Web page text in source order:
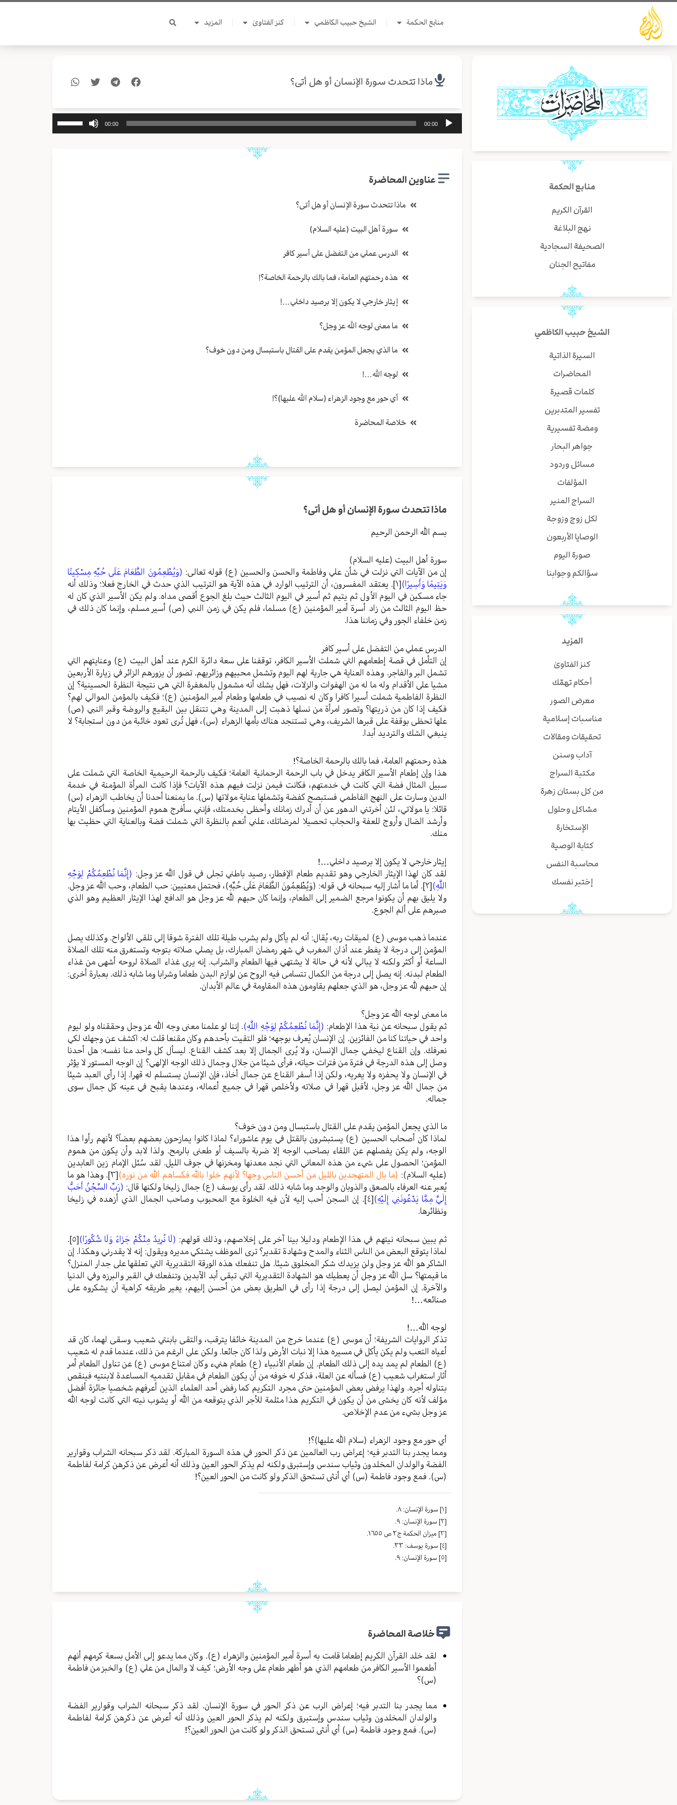
تخطي
المحتوى
منابع الحكمة الشيخ حبيب الكاظمي كنز الفتاوىٰ المزيد
منابع الحكمة
القرآن الكريم
نهج البلاغة
الصحيفة السجادية
مفاتيح الجنان
الشيخ حبيب الكاظمي
السيرة الذاتية
المحاضرات
كلمات قصيرة
تفسير المتدبرين
ومضة تفسيرية
جواهر البحار
مسائل وردود
المؤلفات
السراج المنير
لكل زوج وزوجة
الوصايا الأربعون
صورة اليوم
سؤالكم وجوابنا
المزيد
كنز الفتاوىٰ
أحكام تهمّك
معرض الصور
مناسبات إسلامية
تحقيقات ومقالات
آداب وسنن
مكتبة السراج
من كل بستان زهرة
مشاكل وحلول
الإستخارة
كتابة الوصية
محاسبة النفس
إختبر نفسك
ماذا تتحدث سورة الإنسان أو هل أتى؟
مشغل
00:00
00:00
عناوين المحاضرة
ماذا تتحدث سورة الإنسان أو هل أتى؟
سورة أهل البيت (عليه السلام)
الدرس عملي من التفضل على أسير كافر
هذه رحمتهم العامة، فما بالك بالرحمة الخاصة؟!
إيثار خارجي لا يكون إلا برصيد داخلي…!
ما معنى لوجه الله عز وجل؟
ما الذي يجعل المؤمن يقدم على القتال باستبسال ومن دون خوف؟
لوجه الله…!
أي حور مع وجود الزهراء (سلام الله عليها)؟!
خلاصة المحاضرة
ماذا تتحدث سورة الإنسان أو هل أتى؟
بسم الله الرحمن الرحيم
سورة أهل البيت (عليه السلام)
إن من الآيات التي نزلت في شأن علي وفاطمة والحسن والحسين (ع) قوله تعالى: (وَيُطْعِمُونَ الطَّعَامَ عَلَى حُبِّهِ مِسْكِينًا
وَيَتِيمًا وَأَسِيرًا)[١] . يعتقد المفسرون، أن الترتيب الوارد في هذه الآية هو الترتيب الذي حدث في الخارج فعلا؛ وذلك أنه
جاء مسكين في اليوم الأول ثم يتيم ثم أسير في اليوم الثالث حيث بلغ الجوع أقصى مداه. ولم يكن الأسير الذي كان له
حظ اليوم الثالث من زاد أسرة أمير المؤمنين (ع) مسلما، فلم يكن في زمن النبي (ص) أسير مسلم، وإنما كان ذلك في
زمن خلفاء الجور وفي زماننا هذا.
الدرس عملي من التفضل على أسير كافر
إن التأمل في قصة إطعامهم التي شملت الأسير الكافر، توقفنا على سعة دائرة الكرم عند أهل البيت (ع) وعنايتهم التي
تشمل البر والفاجر. وهذه العناية هي جارية لهم اليوم وتشمل محبيهم وزائريهم. تصور أن يزورهم الزائر في زيارة الأربعين
مشيا على الأقدام وله ما له من الهفوات والزلات، فهل يشك أنه مشمول بالمغفرة التي هي نتيجة النظرة الحسينية؟ إن
النظرة الفاطمية شملت أسيرا كافرا وكان له نصيب في طعامها وطعام أمير المؤمنين (ع)؛ فكيف بالمؤمن الموالي لهم؟
فكيف إذا كان من ذريتها؟ وتصور امرأة من نسلها ذهبت إلى المدينة وهي تتنقل بين البقيع والروضة وقبر النبي (ص)
علها تحظى بوقفة على قبرها الشريف، وهي تستنجد هناك بأمها الزهراء (س)، فهل تُرى تعود خائبة من دون استجابة؟ لا
ينبغي الشك والترديد أبدا.
هذه رحمتهم العامة، فما بالك بالرحمة الخاصة؟!
هذا وإن إطعام الأسير الكافر يدخل في باب الرحمة الرحمانية العامة؛ فكيف بالرحمة الرحيمية الخاصة التي شملت على
سبيل المثال فضة التي كانت في خدمتهم، فكانت فيمن نزلت فيهم هذه الآيات؟ فإذا كانت المرأة المؤمنة في خدمة
الدين وسارت على النهج الفاطمي فستبصح كفضة وتشملها عناية مولاتها (س). ما يمنعنا أحدنا أن يخاطب الزهراء (س)
قائلا: يا مولاتي، لئن أخرتني الدهور عن أن أدرك زمانك وأحظى بخدمتك، فإنني سأفرج هموم المؤمنين وسأكفل الأيتام
وأرشد الضال وأروج للعفة والحجاب تحصيلا لمرضاتك، علني أنعم بالنظرة التي شملت فضة وبالعناية التي حظيت بها
منك.
إيثار خارجي لا يكون إلا برصيد داخلي…!
لقد كان لهذا الإيثار الخارجي وهو تقديم طعام الإفطار، رصيد باطني تجلى في قول الله عز وجل: (إِنَّمَا نُطْعِمُكُمْ لِوَجْهِ
اللَّهِ)[٢]
. أما ما أشار إليه سبحانه في قوله: (وَيُطْعِمُونَ الطَّعَامَ عَلَى حُبِّهِ)، فحتمل معنيين: حب الطعام، وحب الله عز وجل.
ولا يليق بهم أن يكونوا مرجع الضمير إلى الطعام، وإنما كان حبهم لله عز وجل هو الدافع لهذا الإيثار العظيم وهو الذي
صبرهم على ألم الجوع.
عندما ذهب موسى (ع) لميقات ربه، يُقال: أنه لم يأكل ولم يشرب طيلة تلك الفترة شوقا إلى تلقي الألواح. وكذلك يصل
المؤمن إلى درجة لا يفطر عند أذان المغرب في شهر رمضان المبارك، بل يصلي صلاته بتوجه وتستغرق منه تلك الصلاة
الساعة أو أكثر ولكنه لا يبالي لأنه في حالة لا يشتهي فيها الطعام والشراب. إنه يرى غذاء الصلاة لروحه أشهى من غذاء
الطعام لبدنه. إنه يصل إلى درجة من الكمال تتسامى فيه الروح عن لوازم البدن طعاما وشرابا وما شابه ذلك. بعبارة أخرى:
إن حبهم لله عز وجل، هو الذي جعلهم يقاومون هذه المقاومة في عالم الأبدان.
ما معنى لوجه الله عز وجل؟
ثم يقول سبحانه عن نية هذا الإطعام: (إِنَّمَا نُطْعِمُكُمْ لِوَجْهِ اللَّهِ). إننا لو علمنا معنى وجه الله عز وجل وحققناه ولو ليوم
واحد في حياتنا كنا من الفائزين. إن الإنسان يُعرف بوجهه؛ فلو التقيت بأحدهم وكان مقنعا قلت له: اكشف عن وجهك لكي
نعرفك. وإن القناع ليخفي جمال الإنسان، ولا يُرى الجمال إلا بعد كشف القناع. ليسأل كل واحد منا نفسه: هل أحدنا
وصل إلى هذه الدرجة في فترة من فترات حياته، فرأى شيئا من جلال وجمال ذلك الوجه الإلهي؟ إن الوجه المستور لا يؤثر
في الإنسان ولا يحفزه ولا يغريه، ولكن إذا أسفر القناع عن جمال أخاذ، فإن الإنسان يستسلم له قهرا. إذا رأى العبد شيئا
من جمال الله عز وجل، لأقبل قهرا في صلاته ولأخلص قهرا في جميع أعماله، وعندها يقبح في عينه كل جمال سوى
جماله.
ما الذي يجعل المؤمن يقدم على القتال باستبسال ومن دون خوف؟
لماذا كان أصحاب الحسين (ع) يستبشرون بالقتل في يوم عاشوراء؟ لماذا كانوا يمازحون بعضهم بعضاً؟ لأنهم رأوا هذا
الوجه، ولم يكن يفصلهم عن اللقاء بصاحب الوجه إلا ضربة بالسيف أو طعنى بالرمح. ولذا لابد وأن يكون من هموم
المؤمن؛ الحصول على شيء من هذه المعاني التي نجد معدنها ومخزنها في جوف الليل. لقد سُئل الإمام زين العابدين
(عليه السلام): (ما بال المتهجدين بالليل من أحسن الناس وجها؟ لأنهم خلوا بالله فكساهم الله من نوره)[٣]
. وهذا هو ما
يُعبر عنه العرفاء بالصعق والذوبان والوجد وما شابه ذلك. لقد رأى يوسف (ع) جمال زليخا ولكنها قال: (رَبِّ السِّجْنُ أَحَبُّ
إِلَيَّ مِمَّا يَدْعُونَنِي إِلَيْهِ)[٤]
. إن السجن أحب إليه لأن فيه الخلوة مع المحبوب وصاحب الجمال الذي أزهده في زليخا
ونظائرها.
ثم يبين سبحانه نيتهم في هذا الإطعام ودليلا بينا آخر على إخلاصهم، وذلك قولهم: (لَا نُرِيدُ مِنْكُمْ جَزَاءً وَلَا شُكُورًا)[٥]
.
لماذا يتوقع البعض من الناس الثناء والمدح وشهادة تقدير؟ ترى الموظف يشتكي مديره ويقول: إنه لا يقدرني وهكذا. إن
الشاكر هو الله عز وجل ولن يزيدك شكر المخلوق شيئا. هل تنفعك هذه الورقة التقديرية التي تعلقها على جدار المنزل؟
ما قيمتها؟ سل الله عز وجل أن يعطيك هو الشهادة التقديرية التي تبقى أبد الآبدين وتنفعك في القبر والبرزه وفي الدنيا
والآخرة. إن المؤمن ليصل إلى درجة إذا رأى في الطريق بعض من أحسن إليهم، يغير طريقه كراهية أن يشكروه على
صنائعه…!
لوجه الله…!
تذكر الروايات الشريفة؛ أن موسى (ع) عندما خرج من المدينة خائفا يترقب، والتقى بابنتي شعيب وسقى لهما، كان قد
أعياه التعب ولم يكن يأكل في مسيره هذا إلا نبات الأرض ولذا كان جائعا. ولكن على الرغم من ذلك، عندما قدم له شعيب
(ع) الطعام لم يمد يده إلى ذلك الطعام. إن طعام الأنبياء (ع) طعام هنيء وكان امتناع موسى (ع) عن تناول الطعام أمر
أثار استغراب شعيب (ع) فسأله عن العلة، فذكر له خوفه من أن يكون الطعام في مقابل تقدميه المساعدة لابنتيه فينقص
بتناوله أجره. ولهذا يرفض بعض المؤمنين حتى مجرد التكريم كما رفض أحد العلماء الذين أعرفهم شخصيا جائزة أفضل
مؤلف لأنه كان يخشى من أن يكون في التكريم هذا مثلمة للأجر الذي يتوقعه من الله أو يشوب نيته التي كانت لوجه الله
عز وجل بشيء من عدم الإخلاص.
أي حور مع وجود الزهراء (سلام الله عليها)؟!
ومما يجدر بنا التدبر فيه؛ إعراض رب العالمين عن ذكر الحور في هذه السورة المباركة. لقد ذكر سبحانه الشراب وقوارير
الفضة والولدان المخلدون وثياب سندس وإستبرق ولكنه لم يذكر الحور العين وذلك أنه أعرض عن ذكرهن كرامة لفاطمة
(س). فمع وجود فاطمة (س) أي أنثى تستحق الذكر ولو كانت من الحور العين؟!
[١]
سورة الإنسان: ٨.
[٢]
سورة الإنسان: ٩.
[٣]
ميزان الحكمة ج٢ ص ١٦٥٥.
[٤]
سورة يوسف: ٣٣.
[٥]
سورة الإنسان: ٩.
خلاصة المحاضرة
لقد خلد القرآن الكريم إطعاما قامت به أسرة أمير المؤمنين والزهراء (ع). وكان مما يدعو إلى الأمل بسعة كرمهم أنهم
أطعموا الأسير الكافر من طعامهم الذي هو أطهر طعام على وجه الأرض؛ كيف لا والمال من علي (ع) والخبز من فاطمة
(س)؟
مما يجدر بنا التدبر فيه؛ إعراض الرب عن ذكر الحور في سورة الإنسان. لقد ذكر سبحانه الشراب وقوارير الفضة
والولدان المخلدون وثياب سندس وإستبرق ولكنه لم يذكر الحور العين وذلك أنه أعرض عن ذكرهن كرامة لفاطمة
(س). فمع وجود فاطمة (س) أي أنثى تستحق الذكر ولو كانت من الحور العين؟!